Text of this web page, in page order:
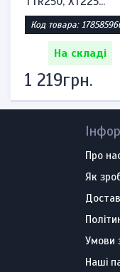
Код товара:
На складі
1 219грн.
Про
Як
Умови
Наші